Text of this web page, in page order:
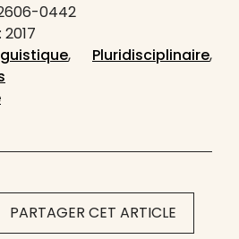
0442
, Pluridisciplinaire,
PARTAGER CET ARTICLE